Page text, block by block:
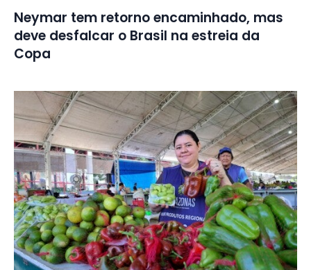
Neymar tem retorno encaminhado, mas
deve desfalcar o Brasil na estreia da
Copa